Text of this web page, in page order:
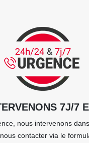
7J/7
nous intervenons
contacter via le